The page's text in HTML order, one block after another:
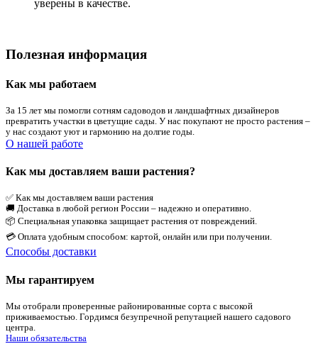
уверены в качестве.
Полезная информация
Как мы работаем
За 15 лет мы помогли сотням садоводов и ландшафтных дизайнеров
превратить участки в цветущие сады. У нас покупают не просто растения –
у нас создают уют и гармонию на долгие годы.
О нашей работе
Как мы доставляем ваши растения?
✅ Как мы доставляем ваши растения
🚚 Доставка в любой регион России – надежно и оперативно.
📦 Специальная упаковка защищает растения от повреждений.
💳 Оплата удобным способом: картой, онлайн или при получении.
Способы доставки
Мы гарантируем
Мы отобрали проверенные районированные сорта с высокой
приживаемостью. Гордимся безупречной репутацией нашего садового
центра.
Наши обязательства